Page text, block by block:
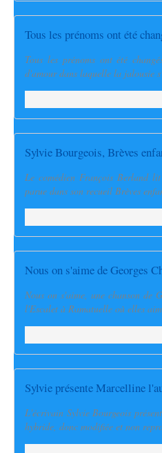
Tous les prénoms ont été
Tous les prénoms ont été
d'amour dans laquelle la jalousie
Sylvie Bourgeois, Brèves
Le comédien François Berland
parue dans son recueil Brèves
Nous on s'aime de Georges
Nous on s'aime, une chanson de
l'Escalet à Ramatuelle où elles
Sylvie présente Marcelline
L'écrivain Sylvie Bourgeois
hybride, donc modifiée et non